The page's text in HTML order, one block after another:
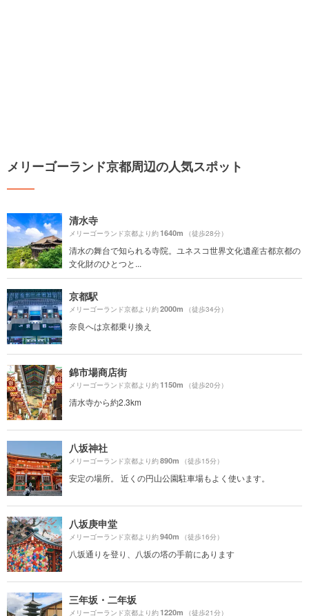
メリーゴーランド京都周辺の人気スポット
清水寺
メリーゴーランド京都より約1640m （徒歩28分）
清水の舞台で知られる寺院。ユネスコ世界文化遺産古都京都の
文化財のひとつと...
京都駅
メリーゴーランド京都より約2000m （徒歩34分）
奈良へは京都乗り換え
錦市場商店街
メリーゴーランド京都より約1150m （徒歩20分）
清水寺から約2.3km
八坂神社
メリーゴーランド京都より約890m （徒歩15分）
安定の場所。 近くの円山公園駐車場もよく使います。
八坂庚申堂
メリーゴーランド京都より約940m （徒歩16分）
八坂通りを登り、八坂の塔の手前にあります
三年坂・二年坂
メリーゴーランド京都より約1220m （徒歩21分）